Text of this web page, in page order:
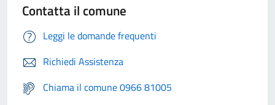
Contatta il comune
Leggi le domande frequenti
Richiedi Assistenza
Chiama il comune 0966 81005